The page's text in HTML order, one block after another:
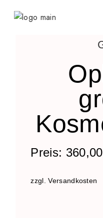
Preis: 360,00
zzgl. Versandkosten